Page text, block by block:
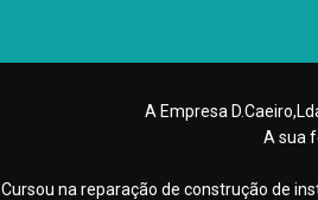
A Empresa
A sua
Cursou na reparação de construção de